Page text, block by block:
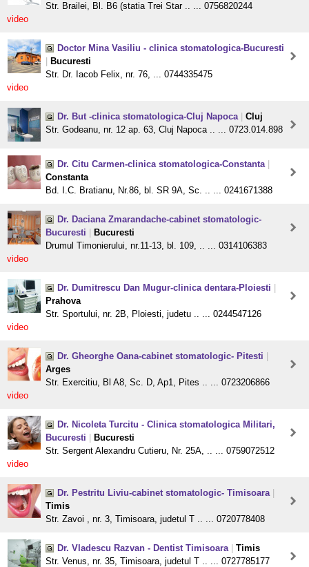
Str. Brailei, Bl. B6 (statia Trei Star .. ... 0756820244
video
Doctor Mina Vasiliu - clinica stomatologica-Bucuresti
Bucuresti
Str. Dr. Iacob Felix, nr. 76, ... 0744335475
video
Dr. But -clinica stomatologica-Cluj Napoca
Cluj
Str. Godeanu, nr. 12 ap. 63, Cluj Napoca .. ... 0723.014.898
Dr. Citu Carmen-clinica stomatologica-Constanta
Constanta
Bd. I.C. Bratianu, Nr.86, bl. SR 9A, Sc. .. ... 0241671388
Dr. Daciana Zmarandache-cabinet stomatologic-
Bucuresti
Bucuresti
Drumul Timonierului, nr.11-13, bl. 109, .. ... 0314106383
video
Dr. Dumitrescu Dan Mugur-clinica dentara-Ploiesti
Prahova
Str. Sportului, nr. 2B, Ploiesti, judetu .. ... 0244547126
video
Dr. Gheorghe Oana-cabinet stomatologic- Pitesti
Arges
Str. Exercitiu, Bl A8, Sc. D, Ap1, Pites .. ... 0723206866
video
Dr. Nicoleta Turcitu - Clinica stomatologica Militari,
Bucuresti
Bucuresti
Str. Sergent Alexandru Cutieru, Nr. 25A, .. ... 0759072512
video
Dr. Pestritu Liviu-cabinet stomatologic- Timisoara
Timis
Str. Zavoi , nr. 3, Timisoara, judetul T .. ... 0720778408
Dr. Vladescu Razvan - Dentist Timisoara
Timis
Str. Venus, nr. 35, Timisoara, judetul T .. ... 0727785177